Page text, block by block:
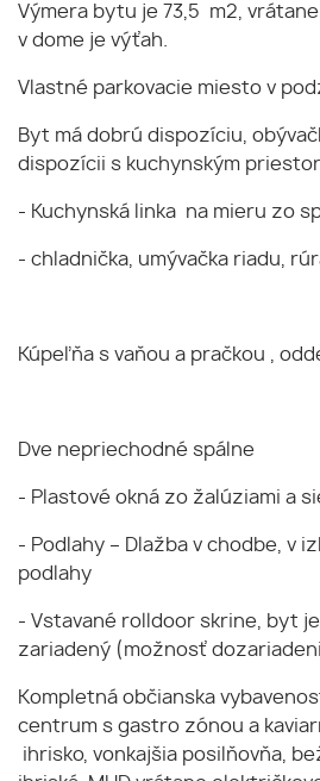
Výmera bytu je 73,5 m2,
v dome je výťah.
Vlastné parkovacie miesto v
Byt má dobrú dispozíciu,
dispozícii s kuchynským
- Kuchynská linka na mieru zo
- chladnička, umývačka riadu,
Kúpeľňa s vaňou a pračkou ,
Dve nepriechodné spálne
- Plastové okná zo žalúziami a
- Podlahy – Dlažba v chodbe, v
podlahy
- Vstavané rolldoor skrine, byt
zariadený (možnosť
Kompletná občianska
centrum s gastro zónou a
ihrisko, vonkajšia posilňovňa,